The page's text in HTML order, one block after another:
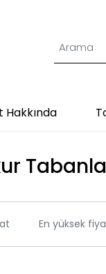
Hakkında
En yüksek